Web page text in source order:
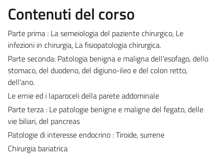
Contenuti del corso
Parte prima : La semeiologia del paziente chirurgico, Le
infezioni in chirurgia, La fisiopatologia chirurgica.
Parte seconda: Patologia benigna e maligna dell'esofago, dello
stomaco, del duodeno, del digiuno-ileo e del colon retto,
dell'ano.
Le ernie ed i laparoceli della parete addominale
Parte terza : Le patologie benigne e maligne del fegato, delle
vie biliari, del pancreas
Patologie di interesse endocrino : Tiroide, surrene
Chirurgia bariatrica